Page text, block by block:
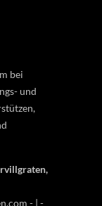
bei
und
- | -